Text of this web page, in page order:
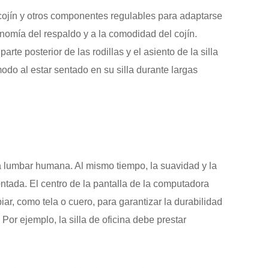
y otros componentes regulables para adaptarse
del respaldo y a la comodidad del cojín.
posterior de las rodillas y el asiento de la silla
al estar sentado en su silla durante largas
humana. Al mismo tiempo, la suavidad y la
El centro de la pantalla de la computadora
como tela o cuero, para garantizar la durabilidad
ejemplo, la silla de oficina debe prestar